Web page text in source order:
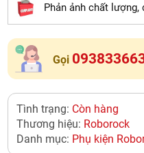
Phản ảnh chất lượng,
Gọi
Tình trạng: Còn hàng
Thương hiệu: Roborock
Danh mục: Phụ kiện